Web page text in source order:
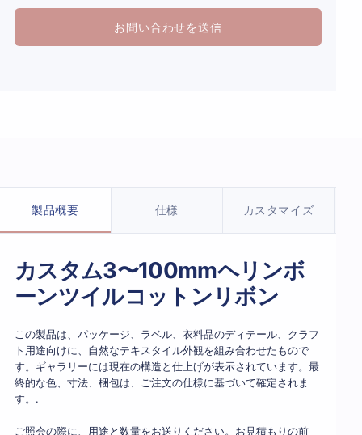
お問い合わせを送信
製品詳細
製品概要 仕様 カスタマイズ
カスタム3〜100mmヘリンボ
ーンツイルコットンリボン
この製品は、パッケージ、ラベル、衣料品のディテール、クラフ
ト用途向けに、自然なテキスタイル外観を組み合わせたもので
す。ギャラリーには現在の構造と仕上げが表示されています。最
終的な色、寸法、梱包は、ご注文の仕様に基づいて確定されま
す。.
ご照会の際に、用途と数量をお送りください。お見積もりの前